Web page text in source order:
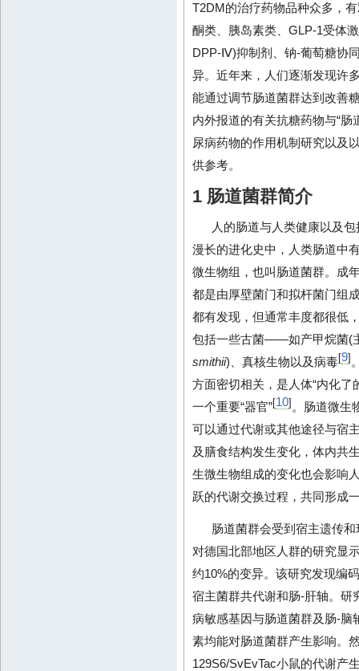
T2DM的治疗药物品种众多，
酮类、胰岛素类、GLP-1受体
DPP-Ⅳ)抑制剂、钠-葡萄糖协
异。近年来，人们逐渐发现许
能通过调节肠道菌群达到改善
内外报道的有关抗糖药物与“
尿病药物的作用机制研究以及
供参考。
1 肠道菌群简介
人的肠道与人类健康以及
漫长的进化史中，人类肠道中
微生物组，也叫肠道菌群。成
都是由厚壁菌门和拟杆菌门组
都有发现，但通常丰度都很低
包括一些古菌——如产甲烷菌(
smithii)、真核生物以及病毒[9]
方面密切相关，是人体“内化
一个重要“器官”[10] 。肠道微生
可以通过代谢或其他途径与宿
及膳食结构发生变化，体内共
生微生物组成的变化也会影响
跃的代谢交换过程，共同形成
肠道菌群会受到宿主遗传
对德国北部地区人群的研究显
约10%的变异。该研究发现编
宿主菌群共代谢和肠-肝轴。研
病敏感基因与肠道菌群及肠-脑
素均能对肠道菌群产生影响。
129S6/SvEvTac小鼠的代谢产